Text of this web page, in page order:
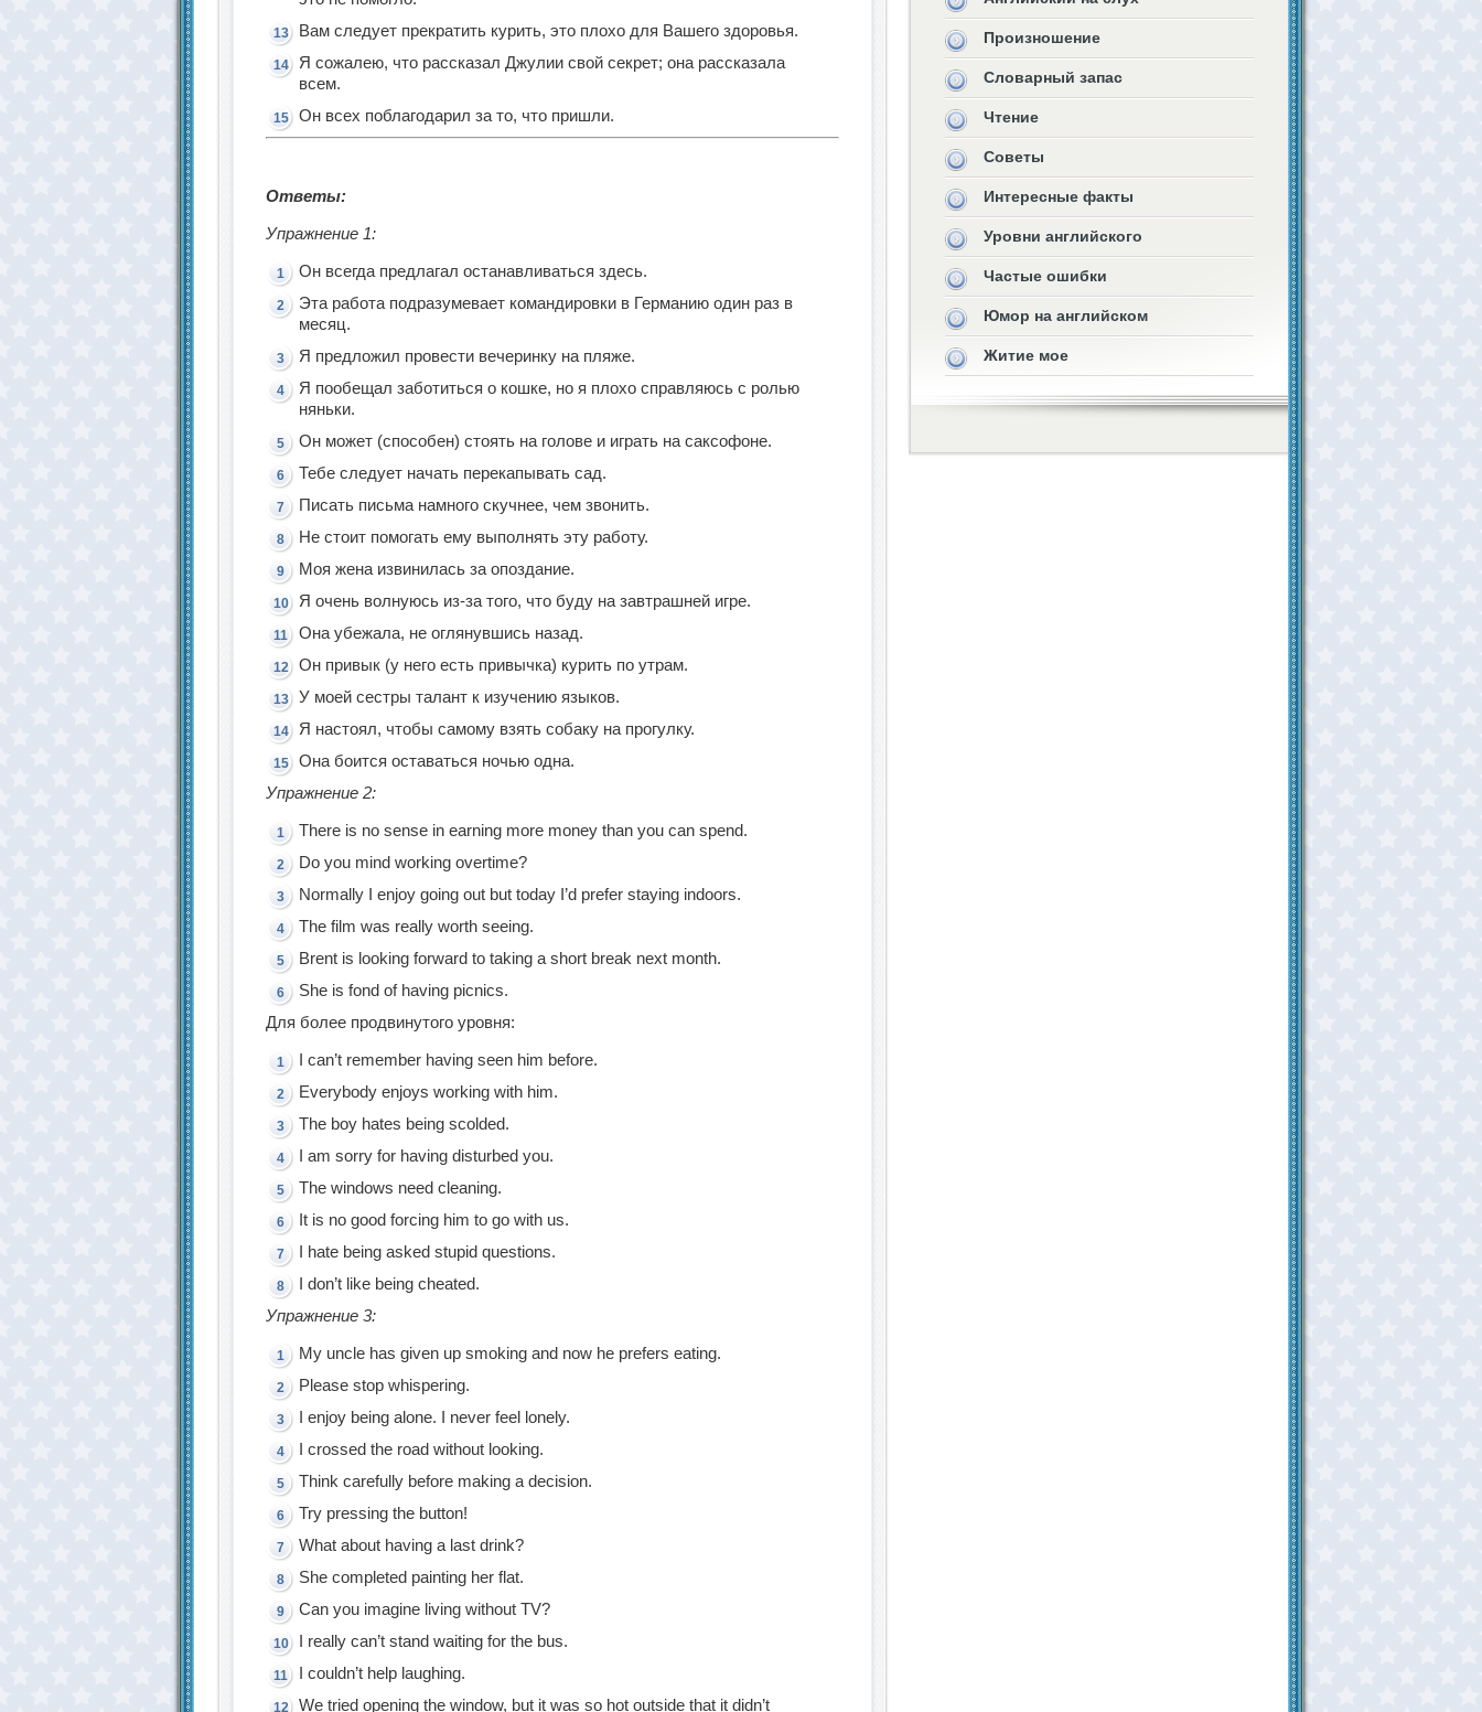
Вам следует прекратить курить, это плохо для Вашего здоровья.
Я сожалею, что рассказал Джулии свой секрет; она рассказала
всем.
Он всех поблагодарил за то, что пришли.
Ответы:
Упражнение 1:
Он всегда предлагал останавливаться здесь.
Эта работа подразумевает командировки в Германию один раз в
месяц.
Я предложил провести вечеринку на пляже.
Я пообещал заботиться о кошке, но я плохо справляюсь с ролью
няньки.
Он может (способен) стоять на голове и играть на саксофоне.
Тебе следует начать перекапывать сад.
Писать письма намного скучнее, чем звонить.
Не стоит помогать ему выполнять эту работу.
Моя жена извинилась за опоздание.
Я очень волнуюсь из-за того, что буду на завтрашней игре.
Она убежала, не оглянувшись назад.
Он привык (у него есть привычка) курить по утрам.
У моей сестры талант к изучению языков.
Я настоял, чтобы самому взять собаку на прогулку.
Она боится оставаться ночью одна.
Упражнение 2:
There is no sense in earning more money than you can spend.
Do you mind working overtime?
Normally I enjoy going out but today I’d prefer staying indoors.
The film was really worth seeing.
Brent is looking forward to taking a short break next month.
She is fond of having picnics.
Для более продвинутого уровня:
I can’t remember having seen him before.
Everybody enjoys working with him.
The boy hates being scolded.
I am sorry for having disturbed you.
The windows need cleaning.
It is no good forcing him to go with us.
I hate being asked stupid questions.
I don’t like being cheated.
Упражнение 3:
My uncle has given up smoking and now he prefers eating.
Please stop whispering.
I enjoy being alone. I never feel lonely.
I crossed the road without looking.
Think carefully before making a decision.
Try pressing the button!
What about having a last drink?
She completed painting her flat.
Can you imagine living without TV?
I really can’t stand waiting for the bus.
I couldn’t help laughing.
We tried opening the window, but it was so hot outside that it didn’t
Произношение
Словарный запас
Чтение
Советы
Интересные факты
Уровни английского
Частые ошибки
Юмор на английском
Житие мое